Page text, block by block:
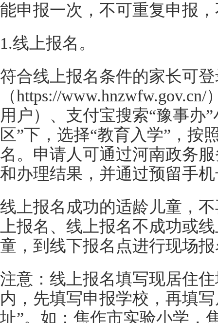
能申报一次，不可重复申报
1.线上报名。
符合线上报名条件的家长可
（https://
用户）、支付宝搜索“豫事办
区”下，选择“教育入学”，按
名。申请人可通过河南政务
和办理结果，并通过预留手
线上报名成功的适龄儿童，
上报名、线上报名不成功或
童，到线下报名点进行现场
注意：线上报名填写现居住
内，先填写申报学校，再填
址”。如：焦作市实验小学，